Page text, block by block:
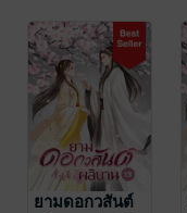
ยามดอกวสันต์